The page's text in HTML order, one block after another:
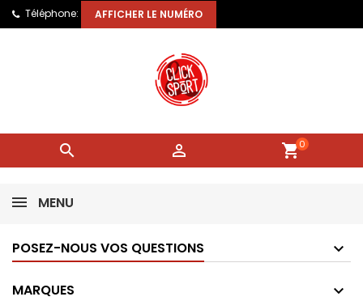
Téléphone: AFFICHER LE NUMÉRO
  shopping_cart0
MENU
POSEZ-NOUS VOS QUESTIONS
MARQUES